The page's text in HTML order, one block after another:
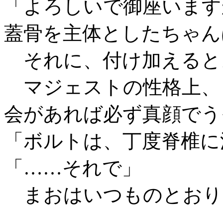
「よろしいで御座いま
蓋骨を主体としたちゃ
それに、付け加える
マジェストの性格上
会があれば必ず真顔で
「ボルトは、丁度脊椎
「……それで」
まおはいつものとお